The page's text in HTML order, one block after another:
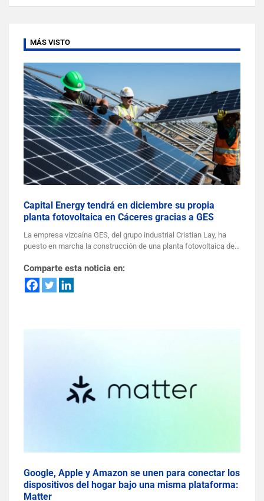
MÁS VISTO
Capital Energy tendrá en diciembre su propia
planta fotovoltaica en Cáceres gracias a GES
La empresa vizcaína GES, del grupo industrial Cristian Lay, ha
puesto en marcha la construcción de una planta fotovoltaica de…
Comparte esta noticia en:
Google, Apple y Amazon se unen para conectar los
dispositivos del hogar bajo una misma plataforma:
Matter